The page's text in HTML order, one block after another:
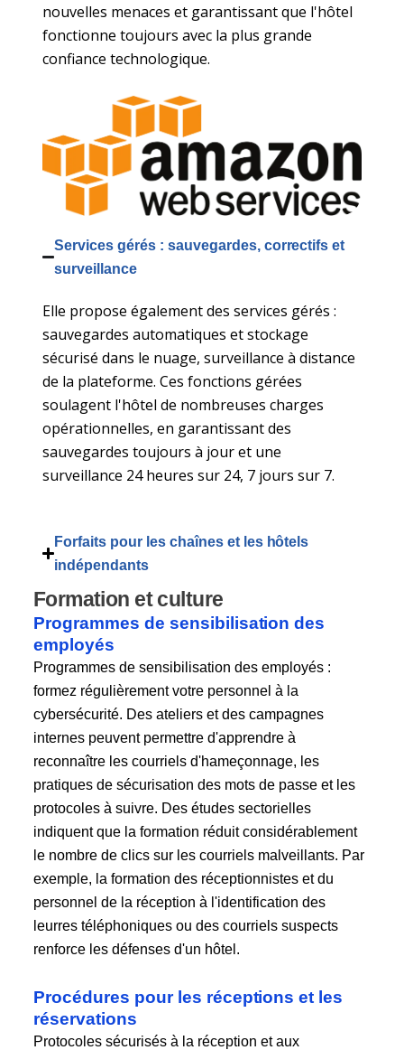
nouvelles menaces et garantissant que l'hôtel
fonctionne toujours avec la plus grande
confiance technologique.
Services gérés : sauvegardes, correctifs et
surveillance
Elle propose également des services gérés :
sauvegardes automatiques et stockage
sécurisé dans le nuage, surveillance à distance
de la plateforme. Ces fonctions gérées
soulagent l'hôtel de nombreuses charges
opérationnelles, en garantissant des
sauvegardes toujours à jour et une
surveillance 24 heures sur 24, 7 jours sur 7.
Forfaits pour les chaînes et les hôtels
indépendants
Formation et culture
Programmes de sensibilisation des
employés
Programmes de sensibilisation des employés :
formez régulièrement votre personnel à la
cybersécurité. Des ateliers et des campagnes
internes peuvent permettre d'apprendre à
reconnaître les courriels d'hameçonnage, les
pratiques de sécurisation des mots de passe et les
protocoles à suivre. Des études sectorielles
indiquent que la formation réduit considérablement
le nombre de clics sur les courriels malveillants. Par
exemple, la formation des réceptionnistes et du
personnel de la réception à l'identification des
leurres téléphoniques ou des courriels suspects
renforce les défenses d'un hôtel.
Procédures pour les réceptions et les
réservations
Protocoles sécurisés à la réception et aux